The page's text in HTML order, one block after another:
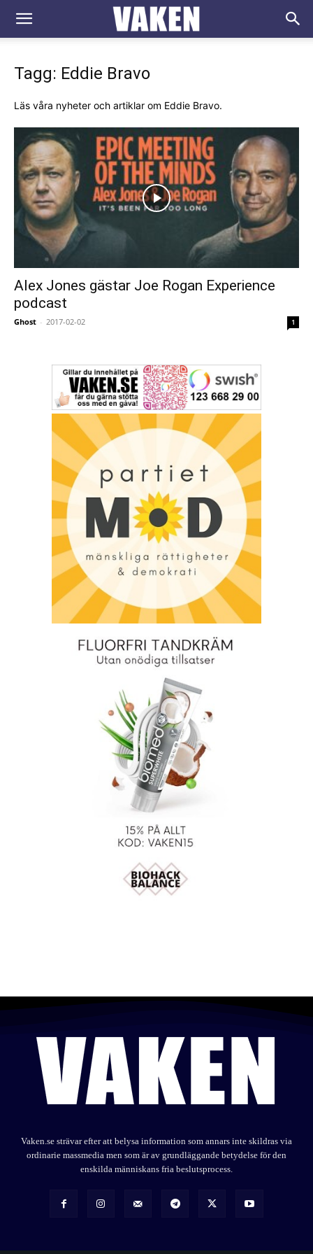
VAKEN.se
Tagg: Eddie Bravo
Läs våra nyheter och artiklar om Eddie Bravo.
Alex Jones gästar Joe Rogan Experience
podcast
Ghost - 2017-02-02 1
Vaken.se strävar efter att belysa information som annars inte skildras via
ordinarie massmedia men som är av grundläggande betydelse för den
enskilda människans fria beslutsprocess.